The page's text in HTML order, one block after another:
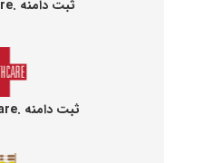
ثبت دامنه .software ارزان
ثبت دامنه .healthcare ارزان